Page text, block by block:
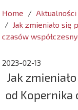
Home
Aktualności
Jak zmieniało się
czasów
2023-02-13
Jak
od Kopernika